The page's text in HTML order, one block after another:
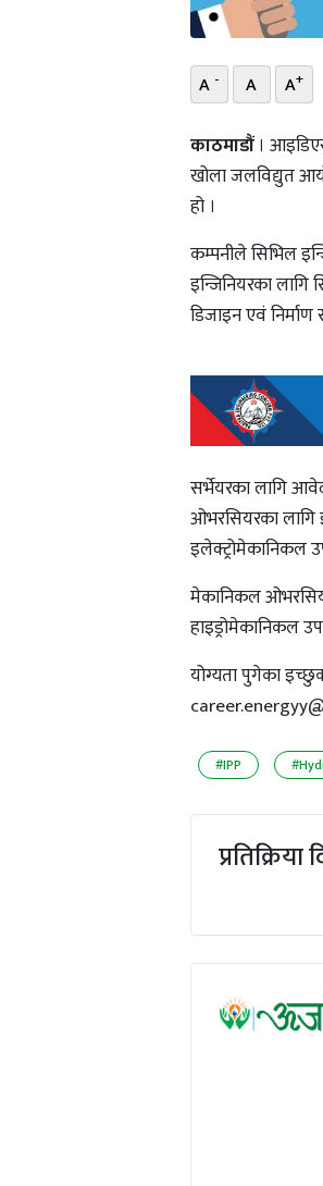
A - A A+
काठमाडौं।
खोला जलविद्युत
हो ।
कम्पनीले सिभिल
इन्जिनियरका
डिजाइन एवं
सर्भेयरका लागि
ओभरसियरका लागि
इलेक्ट्रोमेकानिकल
मेकानिकल
हाइड्रोमेकानिकल
योग्यता पुगेका
#IPP
प्रतिक्रिया